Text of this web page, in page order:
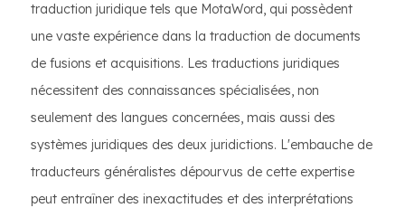
traduction juridique tels que MotaWord, qui possèdent
une vaste expérience dans la traduction de documents
de fusions et acquisitions. Les traductions juridiques
nécessitent des connaissances spécialisées, non
seulement des langues concernées, mais aussi des
systèmes juridiques des deux juridictions. L'embauche de
traducteurs généralistes dépourvus de cette expertise
peut entraîner des inexactitudes et des interprétations